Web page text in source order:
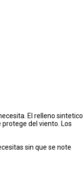
El relleno sintetico
del viento. Los
sin que se note